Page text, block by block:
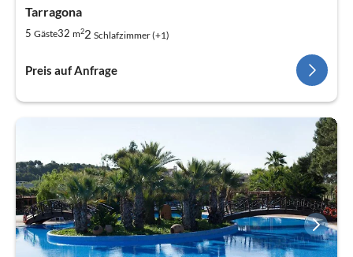
Tarragona
5 Gäste32 m22 Schlafzimmer (+1)
Preis auf Anfrage